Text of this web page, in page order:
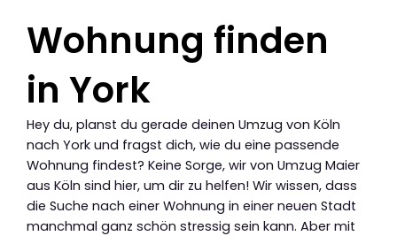
Wohnung finden
in York
Hey du, planst du gerade deinen Umzug von Köln
nach York und fragst dich, wie du eine passende
Wohnung findest? Keine Sorge, wir von Umzug Maier
aus Köln sind hier, um dir zu helfen! Wir wissen, dass
die Suche nach einer Wohnung in einer neuen Stadt
manchmal ganz schön stressig sein kann. Aber mit